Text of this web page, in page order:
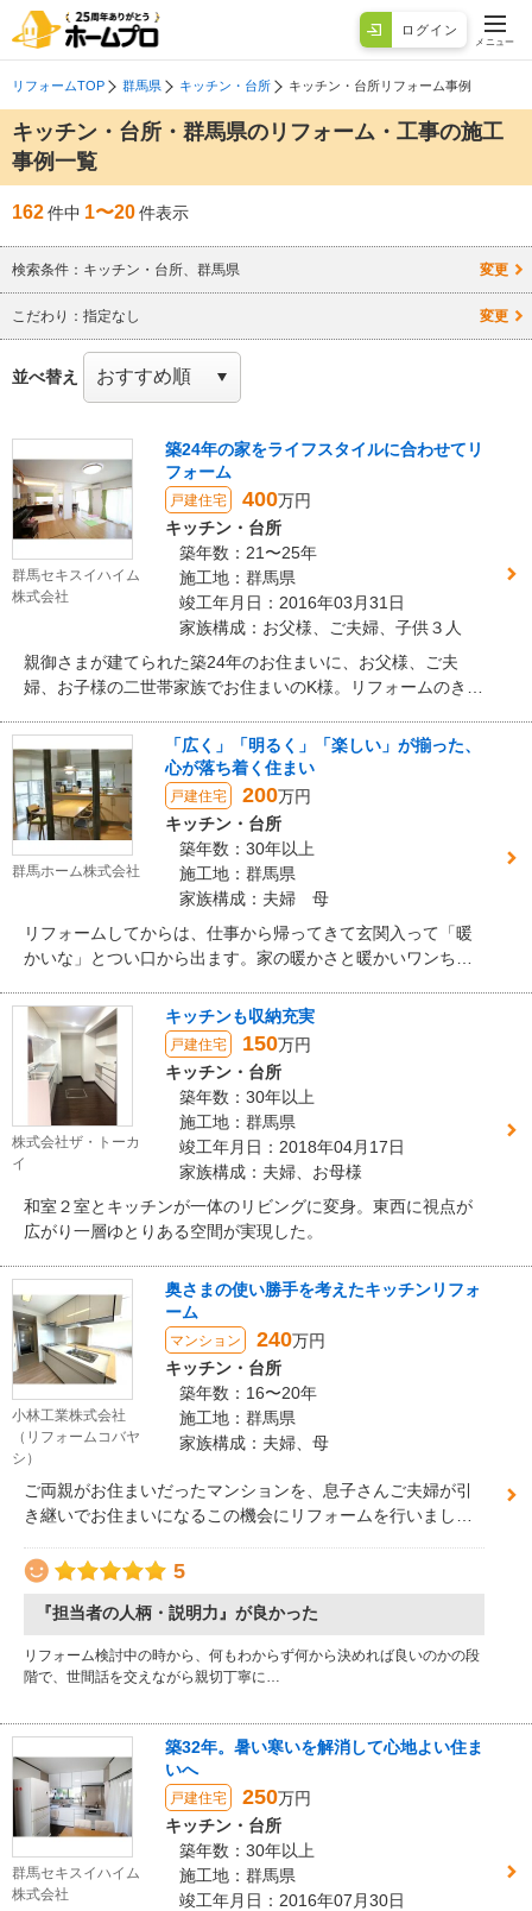
ログイン
メニュー
リフォームTOP 群馬県 キッチン・台所 キッチン・台所リフォーム事例
キッチン・台所・群馬県のリフォーム・工事の施工
事例一覧
162件中 1〜20件表示
検索条件： キッチン・台所、群馬県 変更
こだわり： 指定なし 変更
並べ替え
群馬セキスイハイム
株式会社
築24年の家をライフスタイルに合わせてリ
フォーム
戸建住宅 400万円
キッチン・台所
築年数：21〜25年
施工地：群馬県
竣工年月日：2016年03月31日
家族構成：お父様、ご夫婦、子供３人
親御さまが建てられた築24年のお住まいに、お父様、ご夫
婦、お子様の二世帯家族でお住まいのK様。リフォームのきっ
でしたが、せっかくリフォームするなら、部分的ではなく、
将来を見据えて総合的にリフォームしたいと考えるようにな
り、プランが広がりました。 テーマは「お父様がいつまでも
健康で生活できること」「子育てしやすいこと」「家族が自
然にコミュニケーションを育めること」。動線の工夫や、設
備のリフレッシュはもちろん、部屋と部屋の温度差を軽減す
ることで熱中症やヒートショックのリスクも軽減しました。
太陽光設置により電気代を気にしない生活も実現されまし
た。
群馬ホーム株式会社
「広く」「明るく」「楽しい」が揃った、
心が落ち着く住まい
戸建住宅 200万円
キッチン・台所
築年数：30年以上
施工地：群馬県
家族構成：夫婦 母
リフォームしてからは、仕事から帰ってきて玄関入って「暖
かいな」とつい口から出ます。家の暖かさと暖かいワンちゃ
心も満たしてくれるようになりました。 友人や親戚がたまに
来るとまずは「いいな」って。そして少し過ごすと「ずっと
いたくなる、落ち着く」と言ってくれます。
株式会社ザ・トーカ
イ
キッチンも収納充実
戸建住宅 150万円
キッチン・台所
築年数：30年以上
施工地：群馬県
竣工年月日：2018年04月17日
家族構成：夫婦、お母様
和室２室とキッチンが一体のリビングに変身。東西に視点が
広がり一層ゆとりある空間が実現した。
小林工業株式会社
（リフォームコバヤ
シ）
奥さまの使い勝手を考えたキッチンリフォ
ーム
マンション 240万円
キッチン・台所
築年数：16〜20年
施工地：群馬県
家族構成：夫婦、母
ご両親がお住まいだったマンションを、息子さんご夫婦が引
き継いでお住まいになるこの機会にリフォームを行いまし
し、あわせて床材とクロスも貼り替えることで、住まい全体
ながら、息子様ご夫婦とお母さまの暮らしに合った快適な住
5
『担当者の人柄・説明力』が良かった
リフォーム検討中の時から、何もわからず何から決めれば良いのかの段
階で、世間話を交えながら親切丁寧に…
群馬セキスイハイム
株式会社
築32年。暑い寒いを解消して心地よい住ま
いへ
戸建住宅 250万円
キッチン・台所
築年数：30年以上
施工地：群馬県
竣工年月日：2016年07月30日